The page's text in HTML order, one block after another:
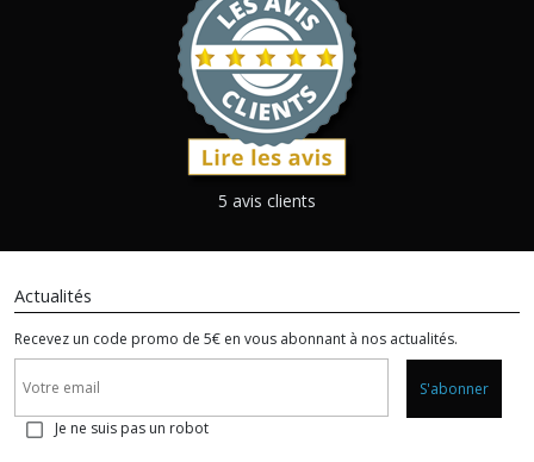
5 avis clients
Actualités
Recevez un code promo de 5€ en vous abonnant à nos actualités.
S'abonner
Je ne suis pas un robot